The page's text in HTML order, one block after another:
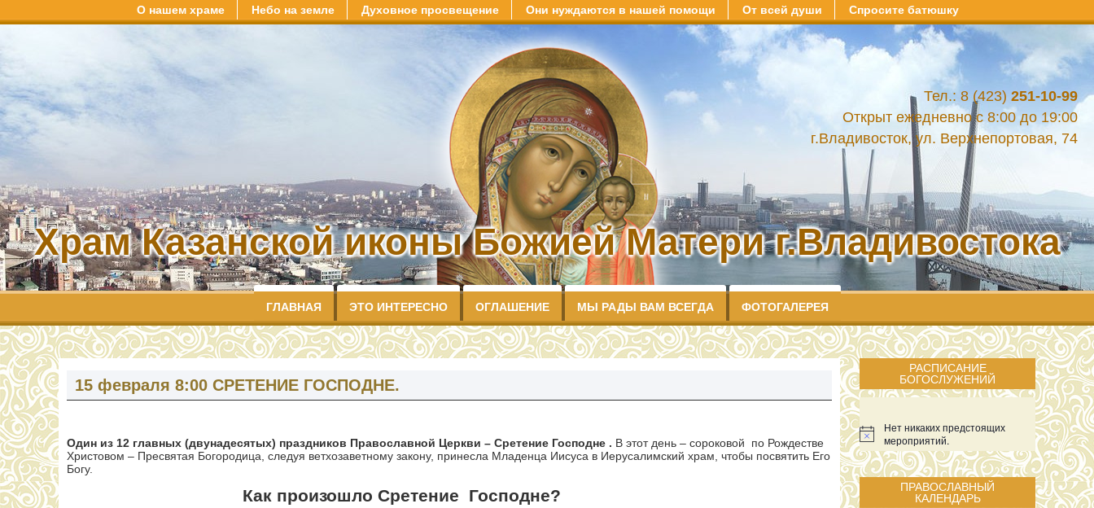
О нашем храме Небо на земле Духовное просвещение Они нуждаются в нашей помощи От всей души Спросите батюшку
Тел.: 8 (423) 251-10-99
Открыт ежедневно с 8:00 до 19:00
г.Владивосток, ул. Верхнепортовая, 74
Храм Казанской иконы Божией Матери г.Владивостока
ГЛАВНАЯ ЭТО ИНТЕРЕСНО ОГЛАШЕНИЕ МЫ РАДЫ ВАМ ВСЕГДА ФОТОГАЛЕРЕЯ
15 февраля 8:00 СРЕТЕНИЕ ГОСПОДНЕ.
Один из 12 главных (двунадесятых) праздников Православной Церкви – Сретение Господне . В этот день – сороковой по Рождестве
Христовом – Пресвятая Богородица, следуя ветхозаветному закону, принесла Младенца Иисуса в Иерусалимский храм, чтобы посвятить Его
Богу.
Как произошло Сретение Господне?
РАСПИСАНИЕ
БОГОСЛУЖЕНИЙ
Нет никаких предстоящих
мероприятий.
ПРАВОСЛАВНЫЙ
КАЛЕНДАРЬ